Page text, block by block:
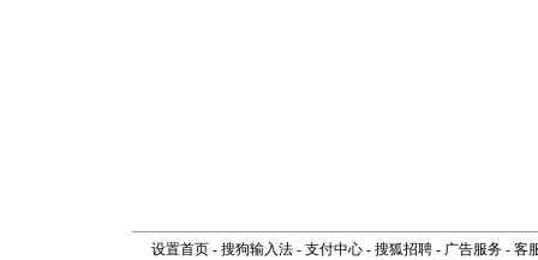
设置首页- 搜狗输入法- 支付中心- 搜狐招聘- 广告服务- 客